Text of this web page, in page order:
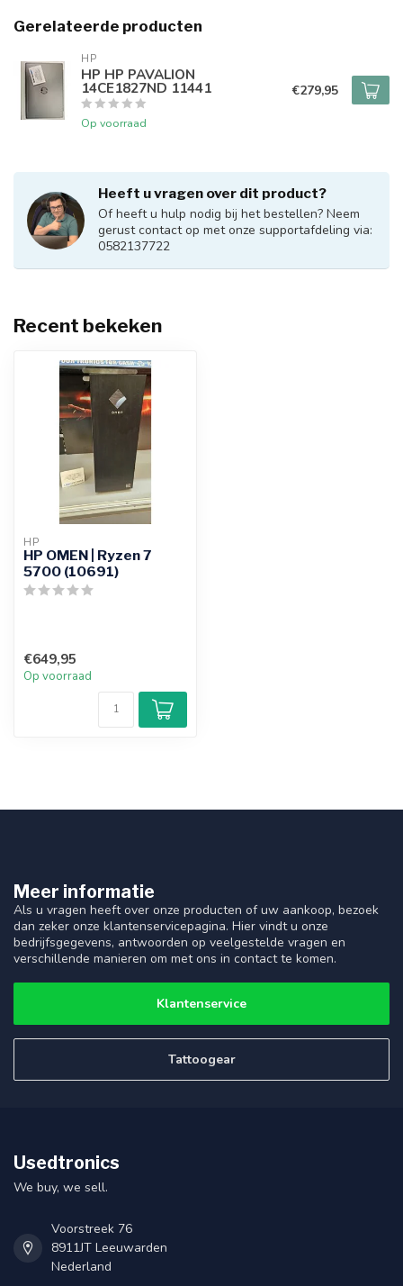
Gerelateerde producten
HP
HP HP PAVALION
14CE1827ND 11441
Op voorraad
€279,95
Heeft u vragen over dit product?
Of heeft u hulp nodig bij het bestellen? Neem
gerust contact op met onze supportafdeling via:
0582137722
Recent bekeken
HP
HP OMEN | Ryzen 7
5700 (10691)
€649,95
Op voorraad
Meer informatie
Als u vragen heeft over onze producten of uw aankoop, bezoek
dan zeker onze klantenservicepagina. Hier vindt u onze
bedrijfsgegevens, antwoorden op veelgestelde vragen en
verschillende manieren om met ons in contact te komen.
Klantenservice
Tattoogear
Usedtronics
We buy, we sell.
Voorstreek 76
8911JT Leeuwarden
Nederland